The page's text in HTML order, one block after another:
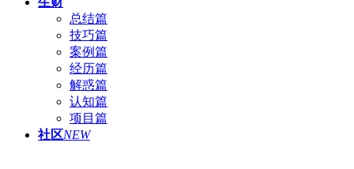
总结篇
技巧篇
案例篇
经历篇
解惑篇
认知篇
项目篇
社区NEW